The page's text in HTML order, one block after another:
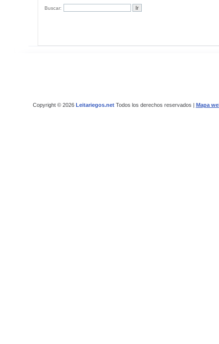
Buscar:
Copyright © 2026 Leitariegos.netTodos los derechos reservados | Mapa